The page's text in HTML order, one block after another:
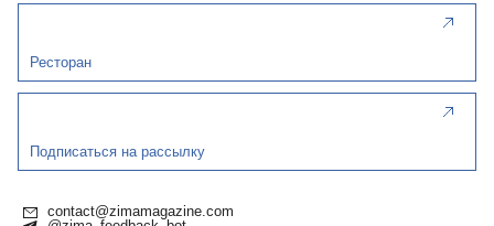
Ресторан
Подписаться на рассылку
contact@zimamagazine.com